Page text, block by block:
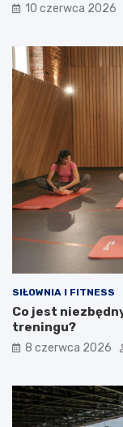
10 czerwca 2026
SIŁOWNIA I FITNESS
Co jest
treningu?
8 czerwca 2026